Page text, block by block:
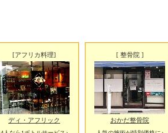
[アフリカ料理]
ディ・アフリック
[ 整骨院 ]
おかだ整骨院